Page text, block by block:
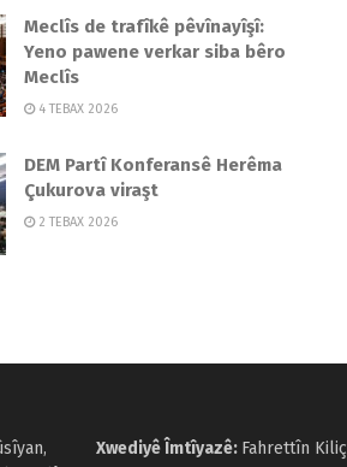
Meclîs de trafîkê pêvînayîşî:
Yeno pawene verkar siba bêro
Meclîs
4 TEBAX 2026
DEM Partî Konferansê Herêma
Çukurova viraşt
2 TEBAX 2026
Xwediyê Îmtîyazê: Fahrettîn Kiliç